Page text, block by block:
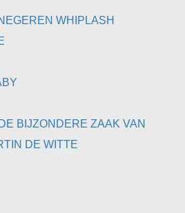
WHIPLASH
BIJZONDERE ZAAK VAN
DE WITTE